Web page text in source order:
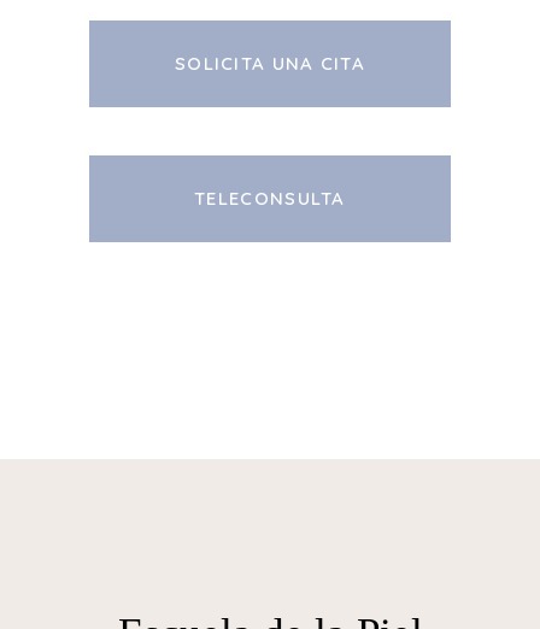
SOLICITA UNA CITA
TELECONSULTA